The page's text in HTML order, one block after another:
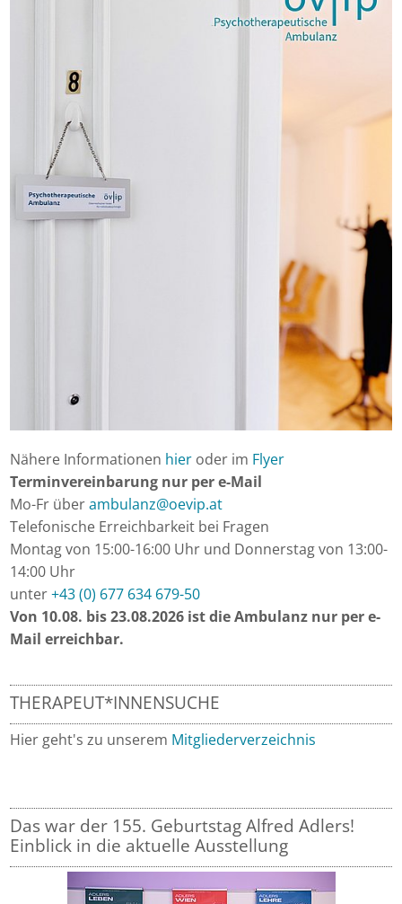
Nähere Informationen hier oder im Flyer
Terminvereinbarung nur per e-Mail
Mo-Fr überambulanz@oevip.at
Telefonische Erreichbarkeit bei Fragen
Montag von 15:00-16:00 Uhr und Donnerstag von 13:00-
14:00 Uhr
unter+43 (0) 677 634 679-50
Von 10.08. bis 23.08.2026 ist die Ambulanz nur per e-
Mail erreichbar.
THERAPEUT*INNENSUCHE
Hier geht's zu unserem Mitgliederverzeichnis
Das war der 155. Geburtstag Alfred Adlers!
Einblick in die aktuelle Ausstellung